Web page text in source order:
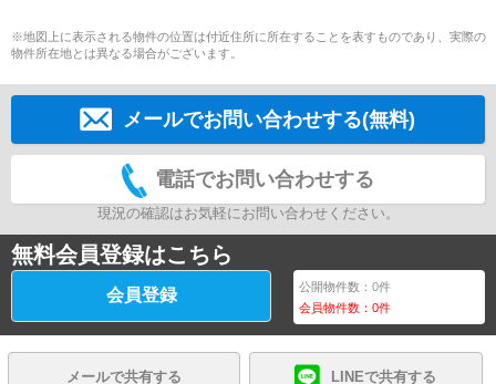
※地図上に表示される物件の位置は付近住所に所在することを表すものであり、実際の
物件所在地とは異なる場合がございます。
メールでお問い合わせする(無料)
電話でお問い合わせする
現況の確認はお気軽にお問い合わせください。
無料会員登録はこちら
会員登録 公開物件数：0件
会員物件数：0件
メールで共有する LINEで共有する